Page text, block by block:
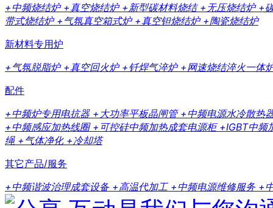
+中频烧结炉 +真空烧结炉 +新型碳材料烧结 +无压烧结炉 +
带式烧结炉 +气氛真空箱式炉 +真空钽烧结炉 +陶瓷烧结炉
新材料专用炉
+气氛脱脂炉 +真空回火炉 +钎焊气淬炉 +网速烧结淬火一体
配件
+中频炉专用电抗器 +大功率平板晶闸管 +中频电源水冷散热
+中频感应加热线圈 +可控硅中频加热成套电源柜+IGBT中频
绳 +气体净化 +冷却塔
其它产品/服务
+中频谐波治理成套设备 +高温代加工 +中频电源维修服务 +